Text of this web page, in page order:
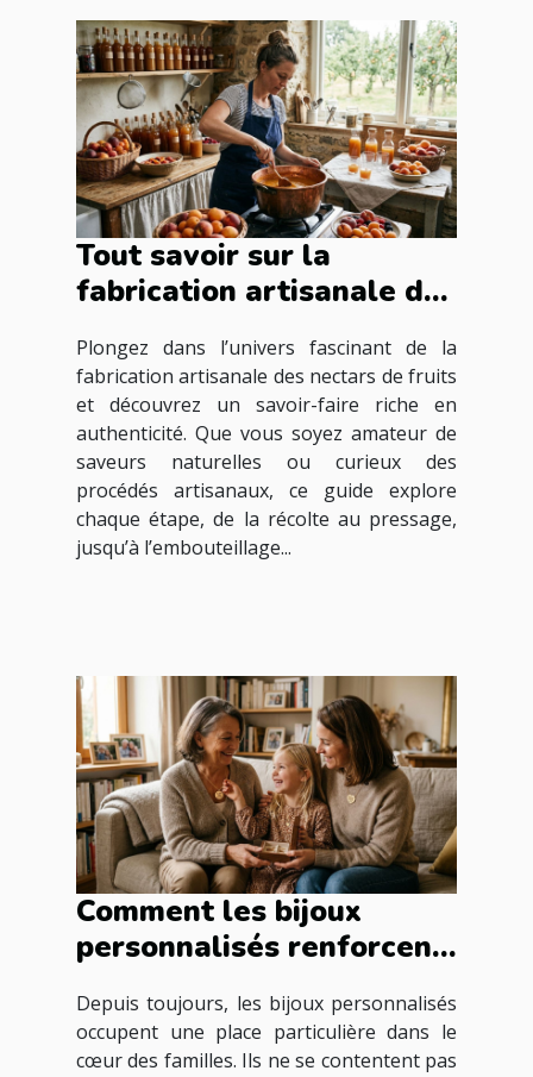
Tout savoir sur la
fabrication artisanale des
Plongez dans l’univers fascinant de la
fabrication artisanale des nectars de fruits
et découvrez un savoir-faire riche en
authenticité. Que vous soyez amateur de
saveurs naturelles ou curieux des
procédés artisanaux, ce guide explore
chaque étape, de la récolte au pressage,
jusqu’à l’embouteillage...
Comment les bijoux
personnalisés renforcent
Depuis toujours, les bijoux personnalisés
occupent une place particulière dans le
cœur des familles. Ils ne se contentent pas